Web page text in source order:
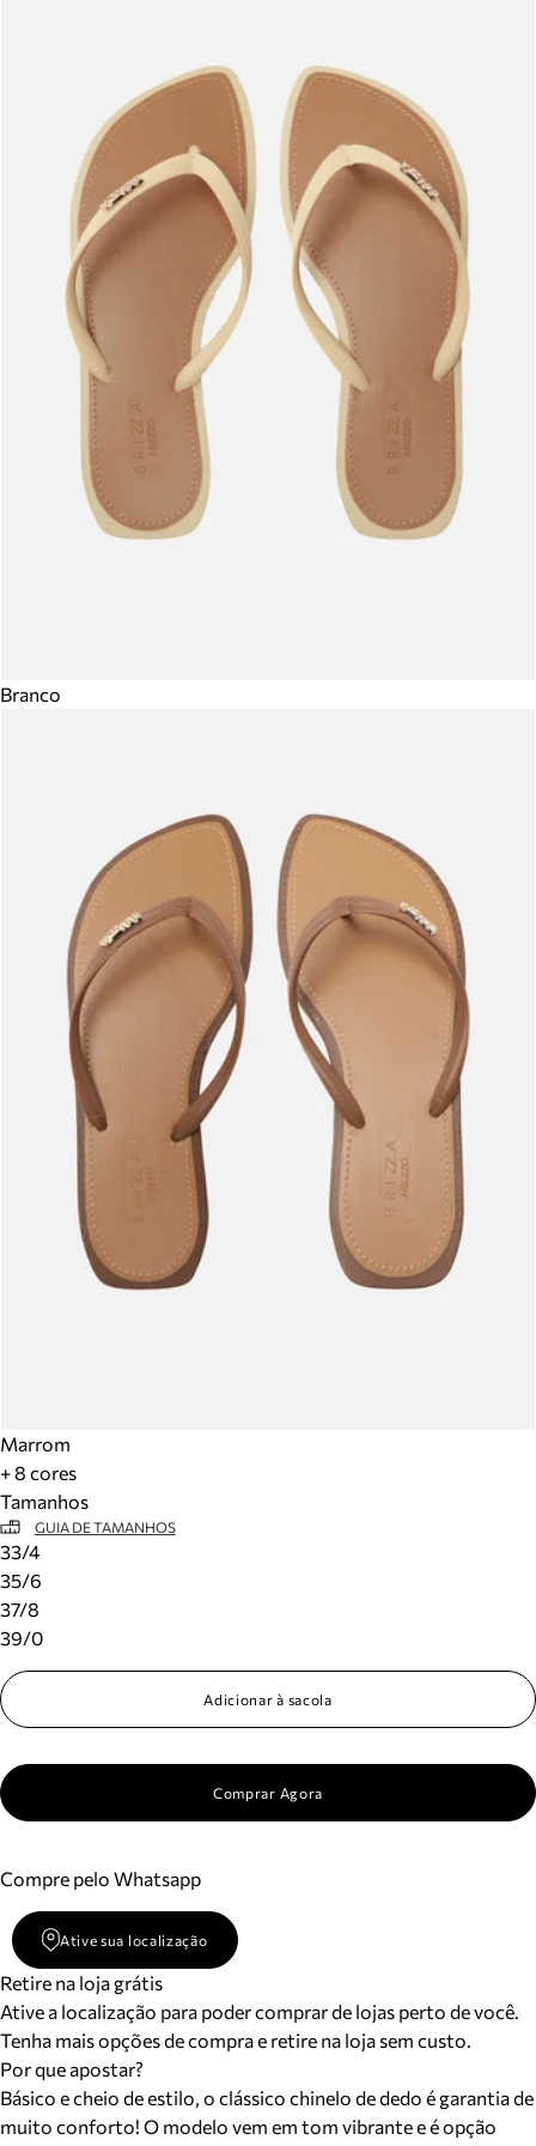
Branco
Marrom
+ 8 cores
Tamanhos
GUIA DE TAMANHOS
33/4
35/6
37/8
39/0
Adicionar à sacola
Comprar Agora
Compre pelo Whatsapp
Ative sua localização
Retire na loja grátis
Ative a localização para poder comprar de lojas perto de você.
Tenha mais opções de compra e retire na loja sem custo.
Por que apostar?
Básico e cheio de estilo, o clássico chinelo de dedo é garantia de
muito conforto! O modelo vem em tom vibrante e é opção